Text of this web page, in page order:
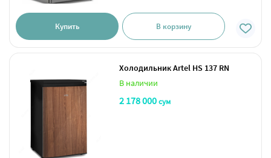
Купить В корзину
Холодильник Artel HS 137 RN
В наличии
2 178 000сум